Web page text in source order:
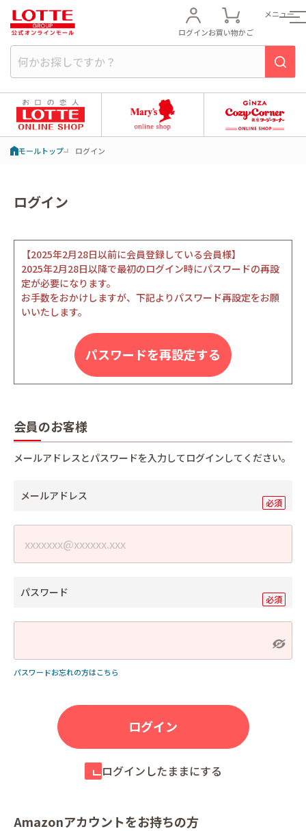
ログインお買い物かご
メニュー
モールトップ ログイン
ログイン
【2025年2月28日以前に会員登録している会員様】
2025年2月28日以降で最初のログイン時にパスワードの再設
定が必要になります。
お手数をおかけしますが、下記よりパスワード再設定をお願
いいたします。
パスワードを再設定する
会員のお客様
メールアドレスとパスワードを入力してログインしてください。
メールアドレス
パスワード
パスワードお忘れの方はこちら
ログインしたままにする
Amazonアカウントをお持ちの方